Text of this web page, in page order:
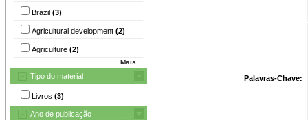
Brazil (3)
Agricultural development (2)
Agriculture (2)
Mais...
Tipo do material
Livros (3)
Ano de publicação
Palavras-Chave: